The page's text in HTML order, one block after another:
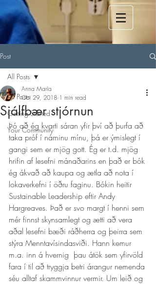
Post
All Posts
Getting Started
Your Community
All Posts
Sjálfbær stjórnun
Anna María
Oct 29, 2018 1 min read
Þó að ég kvarti sáran yfir því að þurfa að
taka próf í náminu mínu, þá er ýmislegt í
gangi sem er mjög gott. Ég er t.d. mjög
hrifin af lesefni mánaðarins en það er bók
ég ákvað að kaupa og ætla að nota í
lokaverkefni í öðru faginu. Bókin heitir
Sustainable Leadership eftir Andy
Hargreaves. Það er svo margt í henni sem
mér finnst skynsamlegt og ætti að vera
aðal lesefni bæði ráðherra og þeirra sem
stýra Menntavísindasviði. Hann kemur
m.a. inn á hvernig  þau átök sem yfirvöld
fara í til að tryggja betri árangur nemenda
séu alltaf skammvinnur vermir. Um leið og